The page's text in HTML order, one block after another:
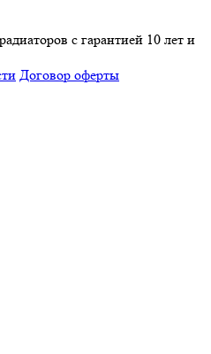
с гарантией 10 лет и
Договор оферты